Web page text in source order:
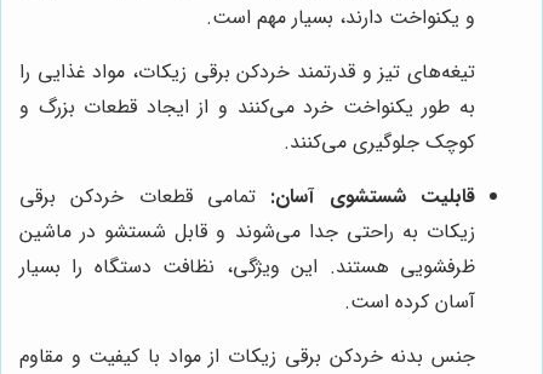
و یکنواخت دارند، بسیار مهم است.
تیغه‌های تیز و قدرتمند خردکن برقی زیکات، مواد غذایی را
به طور یکنواخت خرد می‌کنند و از ایجاد قطعات بزرگ و
کوچک جلوگیری می‌کنند.
قابلیت شستشوی آسان: تمامی قطعات خردکن برقی
زیکات به راحتی جدا می‌شوند و قابل شستشو در ماشین
ظرفشویی هستند. این ویژگی، نظافت دستگاه را بسیار
آسان کرده است.
جنس بدنه خردکن برقی زیکات از مواد با کیفیت و مقاوم